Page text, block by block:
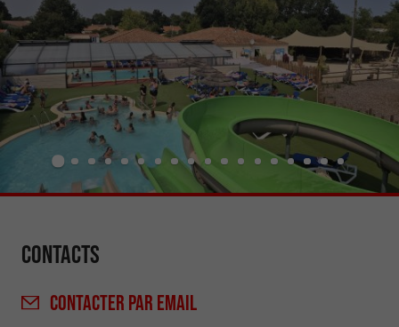
Contacts
CONTACTER PAR EMAIL